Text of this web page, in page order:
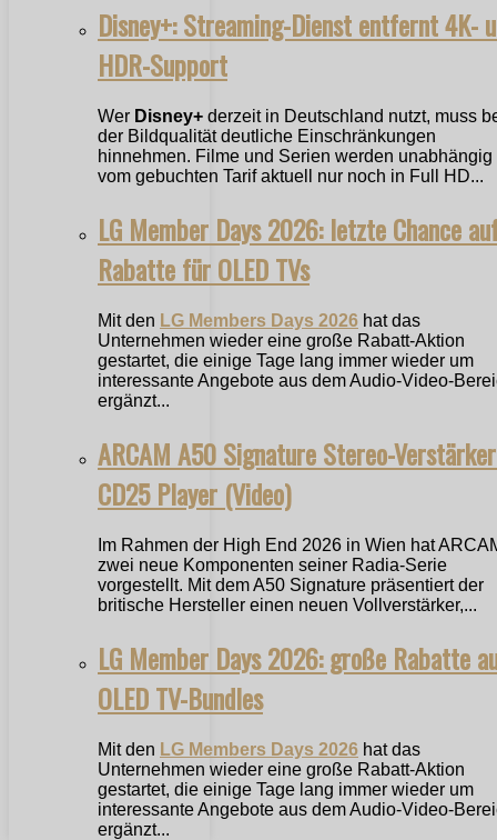
Disney+: Streaming-Dienst entfernt 4K-
HDR-Support
Wer Disney+ derzeit in Deutschland nutzt, muss
der Bildqualität deutliche Einschränkungen
hinnehmen. Filme und Serien werden unabhängig
vom gebuchten Tarif aktuell nur noch in Full HD...
LG Member Days 2026: letzte Chance
Rabatte für OLED TVs
Mit den LG Members Days 2026 hat das
Unternehmen wieder eine große Rabatt-Aktion
gestartet, die einige Tage lang immer wieder um
interessante Angebote aus dem Audio-Video-
ergänzt...
ARCAM A50 Signature Stereo-
CD25 Player (Video)
Im Rahmen der High End 2026 in Wien hat
zwei neue Komponenten seiner Radia-Serie
vorgestellt. Mit dem A50 Signature präsentiert der
britische Hersteller einen neuen Vollverstärker,...
LG Member Days 2026: große Rabatte
OLED TV-Bundles
Mit den LG Members Days 2026 hat das
Unternehmen wieder eine große Rabatt-Aktion
gestartet, die einige Tage lang immer wieder um
interessante Angebote aus dem Audio-Video-
ergänzt...